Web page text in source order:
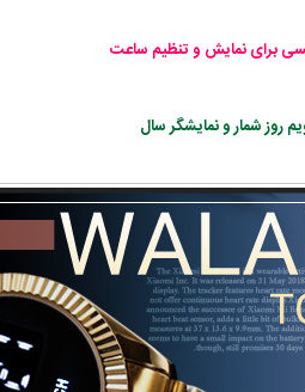
برای نمایش و تنظیم ساعت
روز شمار و نمایشگر سال